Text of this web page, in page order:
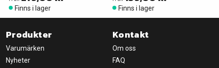
Finns i lager Finns i lager
Produkter
Varumärken
Nyheter
Kontakt
Om oss
FAQ